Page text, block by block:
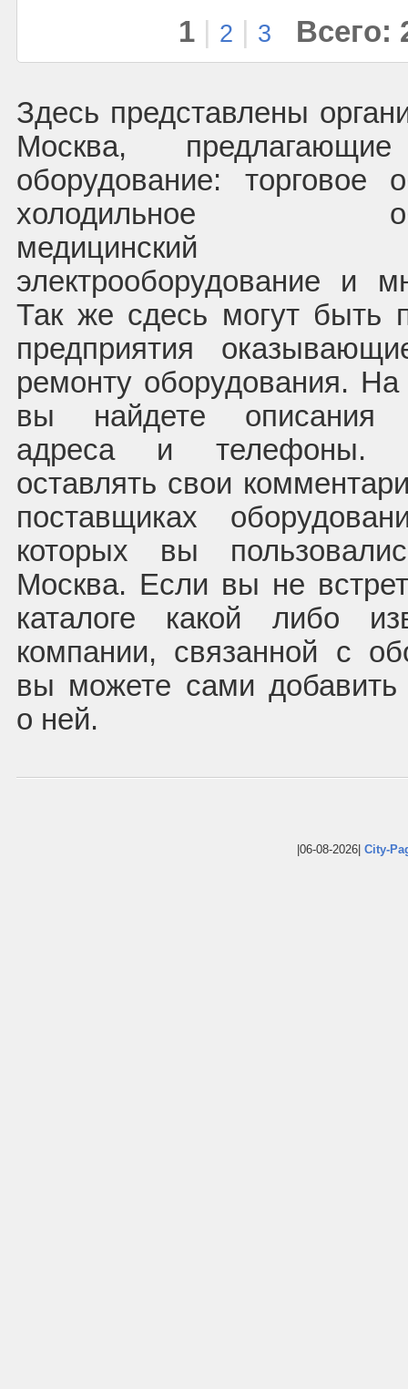
1 2 3 Всего:
Здесь представлены
Москва,
оборудование: торговое
холодильное
медицинский
электрооборудование и
Так же сдесь могут быть
предприятия
ремонту оборудования.
вы найдете описания
адреса и телефоны.
оставлять свои
поставщиках
которых вы
Москва. Если вы не
каталоге какой либо
компании, связанной с
вы можете сами
о ней.
|06-08-2026| City-